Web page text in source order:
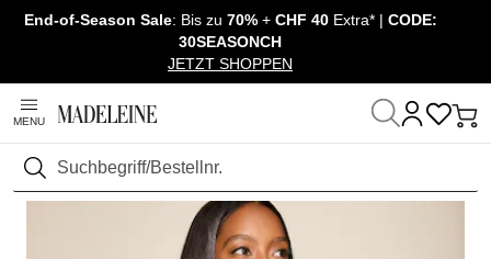
Navigation überspringen, direkt zum Inhalt
End-of-Season Sale: Bis zu 70%+ CHF 40 Extra* | CODE:
30SEASONCH
JETZT SHOPPEN
MENU
Suchen
Startseite Mode